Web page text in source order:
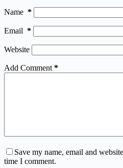
Name *
Email *
Website
Add Comment *
Save my name, email and
time I comment.